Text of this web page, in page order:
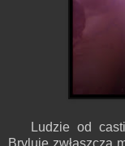
Ludzie od
Bryluje zwłaszcza